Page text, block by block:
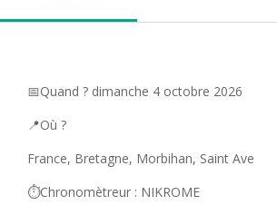
📅Quand ? dimanche 4 octobre 2026
📍Où ?
France, Bretagne, Morbihan, Saint Ave
⏱️Chronomètreur : NIKROME